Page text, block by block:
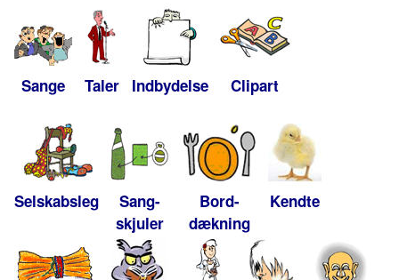
Sange Taler Indbydelse Clipart
Selskabsleg
Sang-
skjuler
Bord-
dækning
Kendte